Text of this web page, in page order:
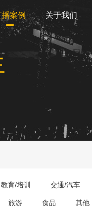
播案例 关于我们
教育/培训 交通/汽车
旅游 食品 其他